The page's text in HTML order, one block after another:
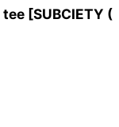
tee [SUBCIETY (